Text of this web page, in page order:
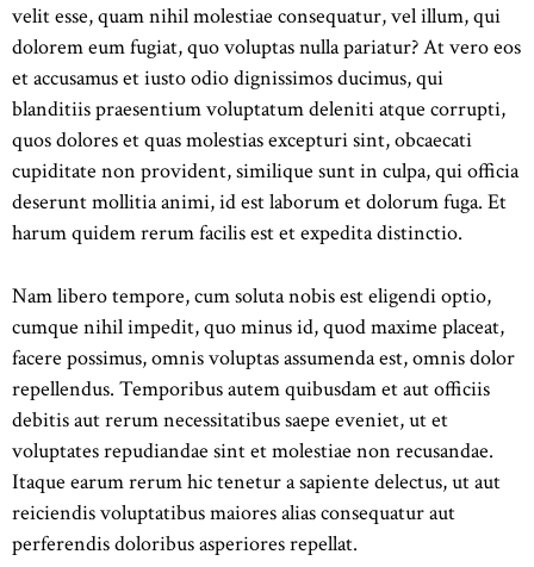
velit esse, quam nihil molestiae consequatur, vel illum, qui
dolorem eum fugiat, quo voluptas nulla pariatur? At vero eos
et accusamus et iusto odio dignissimos ducimus, qui
blanditiis praesentium voluptatum deleniti atque corrupti,
quos dolores et quas molestias excepturi sint, obcaecati
cupiditate non provident, similique sunt in culpa, qui officia
deserunt mollitia animi, id est laborum et dolorum fuga. Et
harum quidem rerum facilis est et expedita distinctio.
Nam libero tempore, cum soluta nobis est eligendi optio,
cumque nihil impedit, quo minus id, quod maxime placeat,
facere possimus, omnis voluptas assumenda est, omnis dolor
repellendus. Temporibus autem quibusdam et aut officiis
debitis aut rerum necessitatibus saepe eveniet, ut et
voluptates repudiandae sint et molestiae non recusandae.
Itaque earum rerum hic tenetur a sapiente delectus, ut aut
reiciendis voluptatibus maiores alias consequatur aut
perferendis doloribus asperiores repellat.